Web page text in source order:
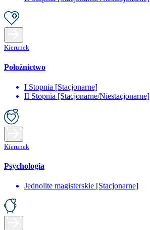
Kierunek
Położnictwo
I Stopnia [Stacjonarne]
II Stopnia [Stacjonarne/Niestacjonarne]
Kierunek
Psychologia
Jednolite magisterskie [Stacjonarne]